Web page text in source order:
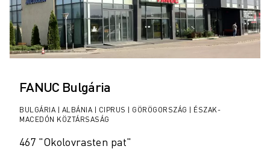
FANUC Bulgária
BULGÁRIA | ALBÁNIA | CIPRUS | GÖRÖGORSZÁG | ÉSZAK-
MACEDÓN KÖZTÁRSASÁG
467 "Okolovrasten pat"